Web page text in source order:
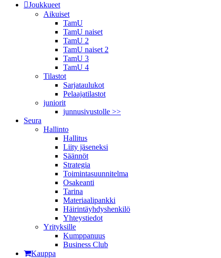
Joukkueet
Aikuiset
TamU
TamU naiset
TamU 2
TamU naiset 2
TamU 3
TamU 4
Tilastot
Sarjataulukot
Pelaajatilastot
juniorit
junnusivustolle >>
Seura
Hallinto
Hallitus
Liity jäseneksi
Säännöt
Strategia
Toimintasuunnitelma
Osakeanti
Tarina
Materiaalipankki
Häirintä­yhdyshenkilö
Yhteystiedot
Yrityksille
Kumppanuus
Business Club
Kauppa